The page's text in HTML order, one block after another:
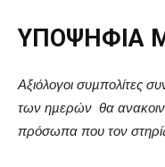
ΥΠΟΨΗΦΙΑ
Αξιόλογοι συµπολίτες
των ηµερών θα
πρόσωπα που τον